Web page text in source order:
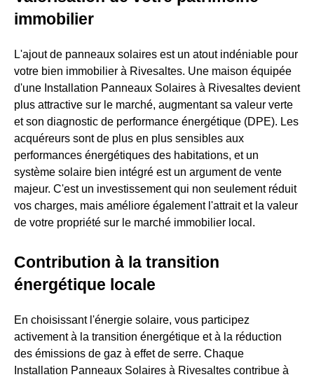
immobilier
L'ajout de panneaux solaires est un atout indéniable pour
votre bien immobilier à Rivesaltes. Une maison équipée
d'une Installation Panneaux Solaires à Rivesaltes devient
plus attractive sur le marché, augmentant sa valeur verte
et son diagnostic de performance énergétique (DPE). Les
acquéreurs sont de plus en plus sensibles aux
performances énergétiques des habitations, et un
système solaire bien intégré est un argument de vente
majeur. C'est un investissement qui non seulement réduit
vos charges, mais améliore également l'attrait et la valeur
de votre propriété sur le marché immobilier local.
Contribution à la transition
énergétique locale
En choisissant l'énergie solaire, vous participez
activement à la transition énergétique et à la réduction
des émissions de gaz à effet de serre. Chaque
Installation Panneaux Solaires à Rivesaltes contribue à